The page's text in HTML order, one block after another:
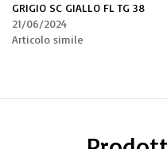
GRIGIO SC GIALLO FL TG 38
21/06/2024
Articolo simile